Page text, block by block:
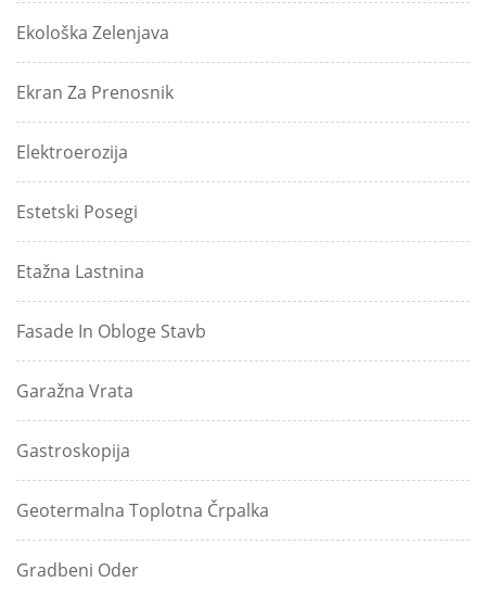
Ekološka Zelenjava
Ekran Za Prenosnik
Elektroerozija
Estetski Posegi
Etažna Lastnina
Fasade In Obloge Stavb
Garažna Vrata
Gastroskopija
Geotermalna Toplotna Črpalka
Gradbeni Oder